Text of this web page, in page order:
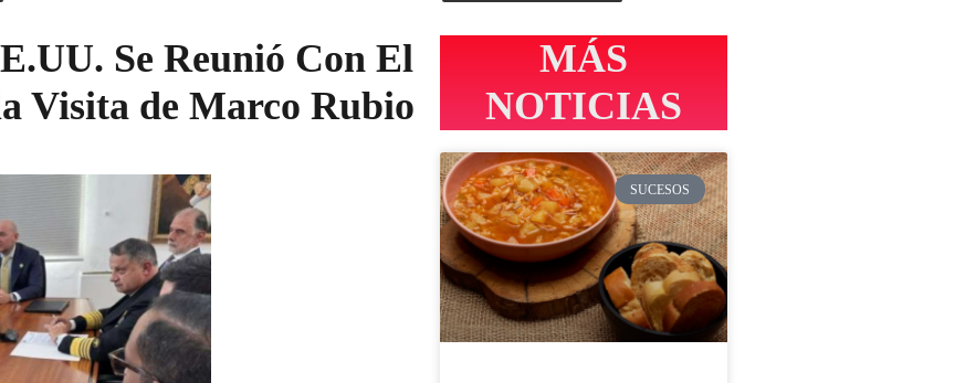
Se Reunió Con El
Visita de Marco Rubio
MÁS
NOTICIAS
SUCESOS